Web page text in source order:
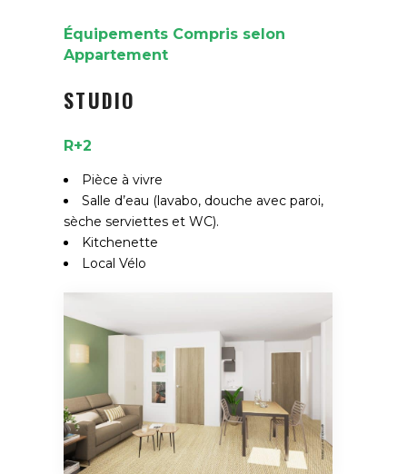
Équipements Compris selon
Appartement
STUDIO
R+2
Pièce à vivre
Salle d’eau (lavabo, douche avec paroi,
sèche serviettes et WC).
Kitchenette
Local Vélo